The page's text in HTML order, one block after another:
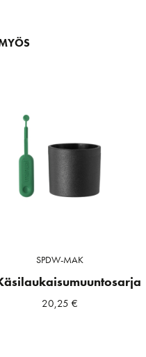
SPDW-MAK
20,25 €